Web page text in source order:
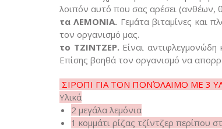
λοιπόν αυτό που σας αρέσει (ανθέων,
τα ΛΕΜΟΝΙΑ. Γεμάτα βιταμίνες και
τον οργανισμό μας.
το ΤΖΙΝΤΖΕΡ. Είναι
Επίσης βοηθά τον οργανισμό να
ΣΙΡΟΠΙ ΓΙΑ ΤΟΝ ΠΟΝΌΛΑΙΜΟ ΜΕ 3
Υλικά
2 μεγάλα λεμόνια
1 κομμάτι ρίζας τζίντζερ περίπου